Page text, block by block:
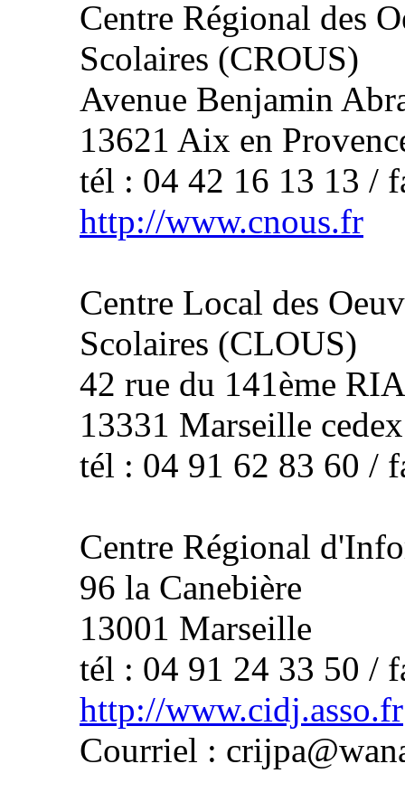
Centre Régional des
Scolaires (CROUS)
Avenue Benjamin
13621 Aix en
tél : 04 42 16 13 13 /
http://www.cnous.fr
Centre Local des
Scolaires (CLOUS)
42 rue du 141ème RIA
13331 Marseille cedex
tél : 04 91 62 83 60 /
Centre Régional
96 la Canebière
13001 Marseille
tél : 04 91 24 33 50 /
http://www.cidj.asso.fr
Courriel :